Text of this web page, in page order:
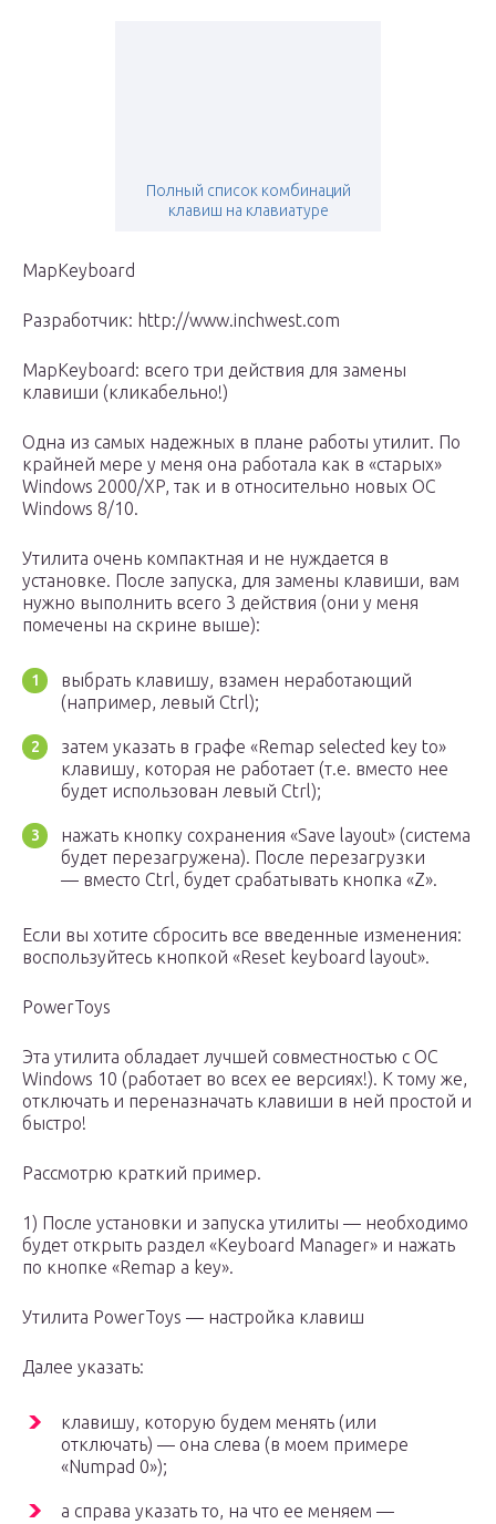
Полный список комбинаций
клавиш на клавиатуре
MapKeyboard
Разработчик: http://www.inchwest.com
MapKeyboard: всего три действия для замены
клавиши (кликабельно!)
Одна из самых надежных в плане работы утилит. По
крайней мере у меня она работала как в «старых»
Windows 2000/XP, так и в относительно новых ОС
Windows 8/10.
Утилита очень компактная и не нуждается в
установке. После запуска, для замены клавиши, вам
нужно выполнить всего 3 действия (они у меня
помечены на скрине выше):
выбрать клавишу, взамен неработающий
(например, левый Ctrl);
затем указать в графе «Remap selected key to»
клавишу, которая не работает (т.е. вместо нее
будет использован левый Ctrl);
нажать кнопку сохранения «Save layout» (система
будет перезагружена). После перезагрузки
— вместо Ctrl, будет срабатывать кнопка «Z».
Если вы хотите сбросить все введенные изменения:
воспользуйтесь кнопкой «Reset keyboard layout».
PowerToys
Эта утилита обладает лучшей совместностью с ОС
Windows 10 (работает во всех ее версиях!). К тому же,
отключать и переназначать клавиши в ней простой и
быстро!
Рассмотрю краткий пример.
1) После установки и запуска утилиты — необходимо
будет открыть раздел «Keyboard Manager» и нажать
по кнопке «Remap a key».
Утилита PowerToys — настройка клавиш
Далее указать:
клавишу, которую будем менять (или
отключать) — она слева (в моем примере
«Numpad 0»);
а справа указать то, на что ее меняем —